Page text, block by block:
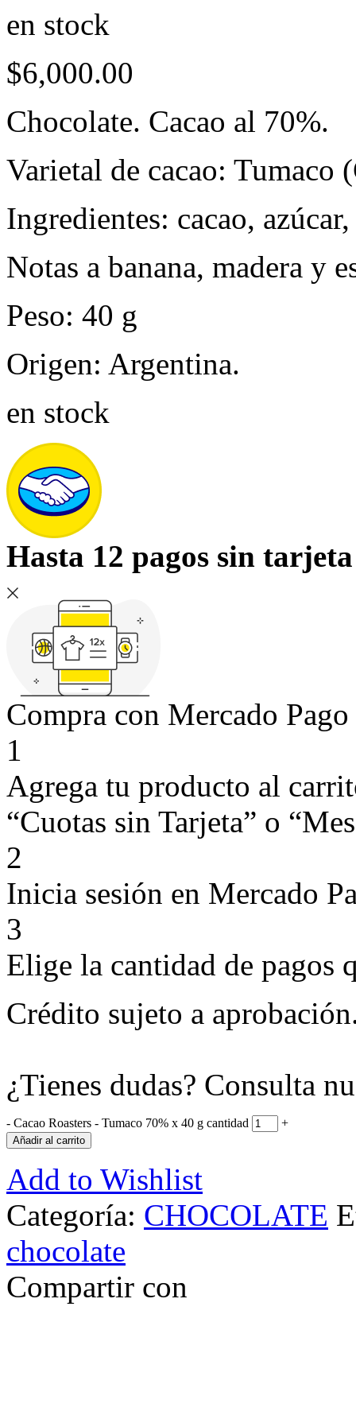
en stock
$6,000.00
Chocolate. Cacao al 70%.
Varietal de cacao: Tumaco
Ingredientes: cacao,
Notas a banana, madera y
Peso: 40 g
Origen: Argentina.
en stock
Hasta 12 pagos sin tarjeta
Compra con Mercado
1
Agrega tu producto al
“Cuotas sin Tarjeta” o
2
Inicia sesión en Mercado
3
Elige la cantidad de pagos
Crédito sujeto a
¿Tienes dudas? Consulta
- Cacao Roasters - Tumaco 70% x 40 g cantidad +
Añadir al carrito
Add to Wishlist
Categoría: CHOCOLATE
chocolate
Compartir con